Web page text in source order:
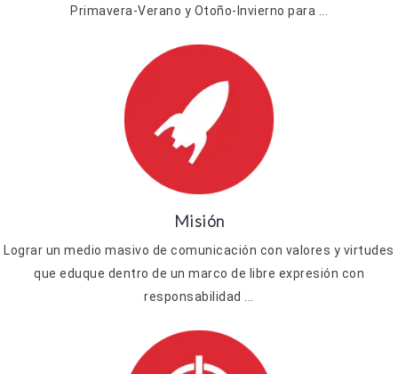
Primavera-Verano y Otoño-Invierno para ...
Misión
Lograr un medio masivo de comunicación con valores y virtudes
que eduque dentro de un marco de libre expresión con
responsabilidad ...